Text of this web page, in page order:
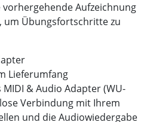
Aufzeichnung
um Übungsfortschritte zu
Lieferumfang
& Audio Adapter (WU-
Verbindung mit Ihrem
und die Audiowiedergabe